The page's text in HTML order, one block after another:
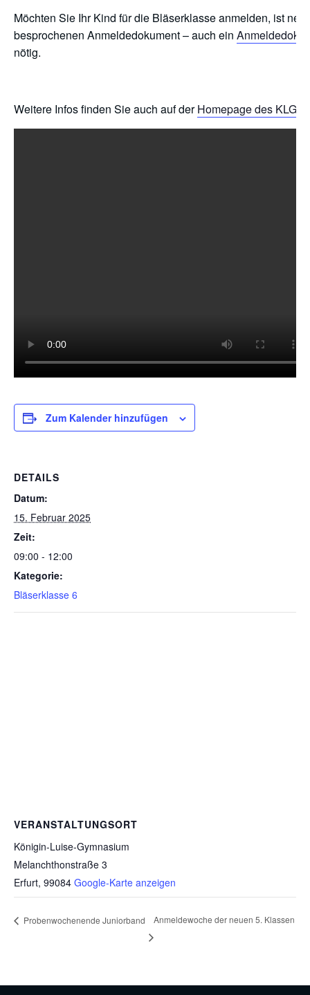
Möchten Sie Ihr Kind für die Bläserklasse anmelden, ist
besprochenen Anmeldedokument – auch ein
nötig.
Weitere Infos finden Sie auch auf derHomepage des KLG
Zum Kalender hinzufügen
DETAILS
Datum:
15. Februar 2025
Zeit:
09:00 - 12:00
Kategorie:
Bläserklasse 6
VERANSTALTUNGSORT
Königin-Luise-Gymnasium
Melanchthonstraße 3
Erfurt, 99084 Google-Karte anzeigen
Probenwochenende Juniorband Anmeldewoche der neuen 5. Klassen